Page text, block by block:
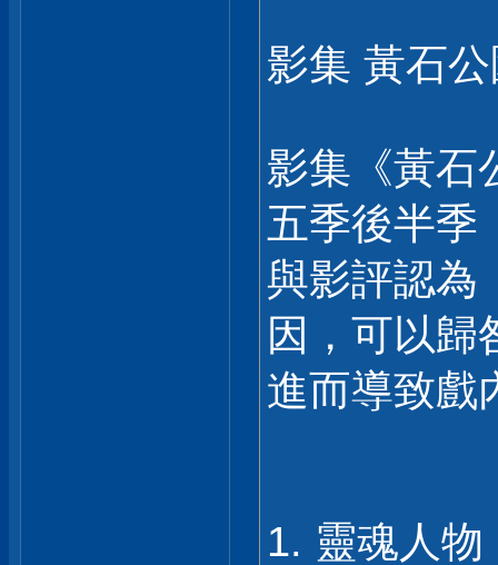
影集 黃石
影集《黃石
五季後半季
與影評認為
因，可以歸
進而導致戲
1. 靈魂人物